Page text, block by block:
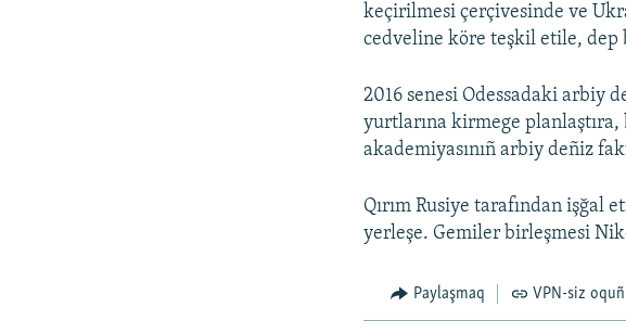
keçirilmesi çerçivesinde ve
cedveline köre teşkil etile, dep
2016 senesi Odessadaki arbiy
yurtlarına kirmege planlaştıra,
akademiyasınıñ arbiy deñiz
Qırım Rusiye tarafından işğal
yerleşe. Gemiler birleşmesi
Paylaşmaq VPN-siz